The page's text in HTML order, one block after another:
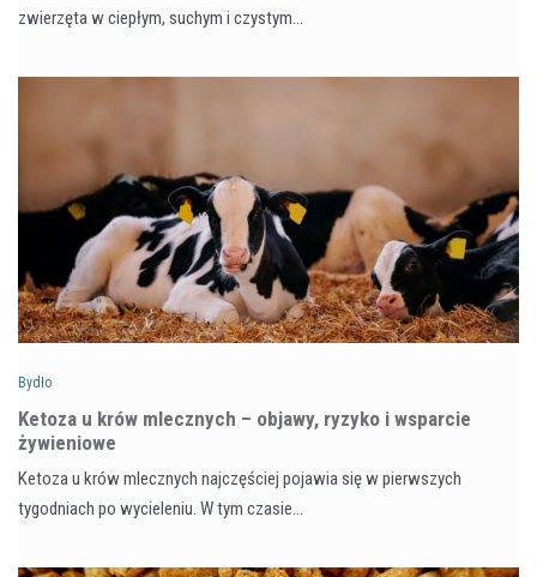
zwierzęta w ciepłym, suchym i czystym…
Bydło
Ketoza u krów mlecznych – objawy, ryzyko i wsparcie
żywieniowe
Ketoza u krów mlecznych najczęściej pojawia się w pierwszych
tygodniach po wycieleniu. W tym czasie…